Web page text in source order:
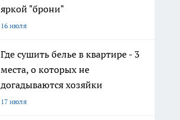
яркой "брони"
16 июля
Где сушить белье в квартире - 3
места, о которых не
догадываются хозяйки
17 июля